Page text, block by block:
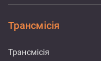
Трансмісія
Трансмісія